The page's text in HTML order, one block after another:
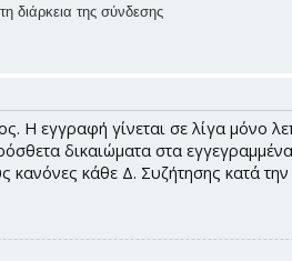
διάρκεια της σύνδεσης
Η εγγραφή γίνεται σε λίγα μόνο
δικαιώματα στα
κανόνες κάθε Δ. Συζήτησης κατά